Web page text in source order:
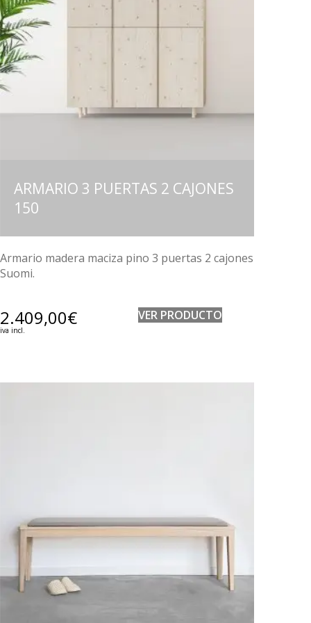
ARMARIO 3 PUERTAS 2 CAJONES
150
Armario madera maciza pino 3 puertas 2 cajones
Suomi.
2.409,00€
iva incl.
VER PRODUCTO